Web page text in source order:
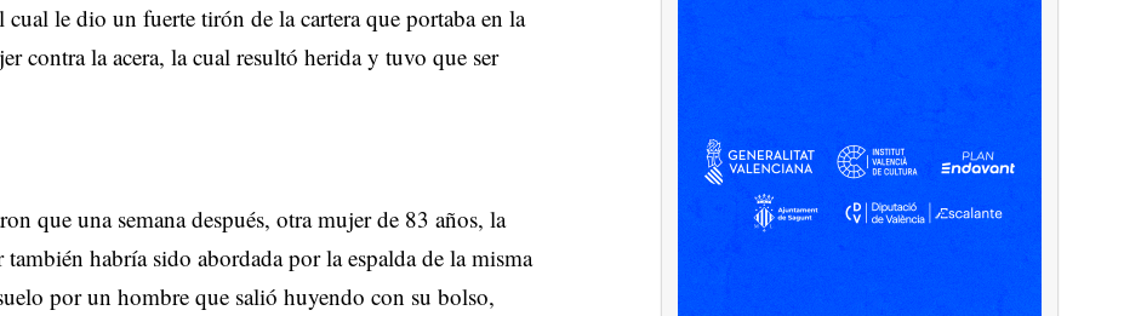
le dio un fuerte tirón de la cartera que portaba en la
contra la acera, la cual resultó herida y tuvo que ser
que una semana después, otra mujer de 83 años, la
habría sido abordada por la espalda de la misma
por un hombre que salió huyendo con su bolso,